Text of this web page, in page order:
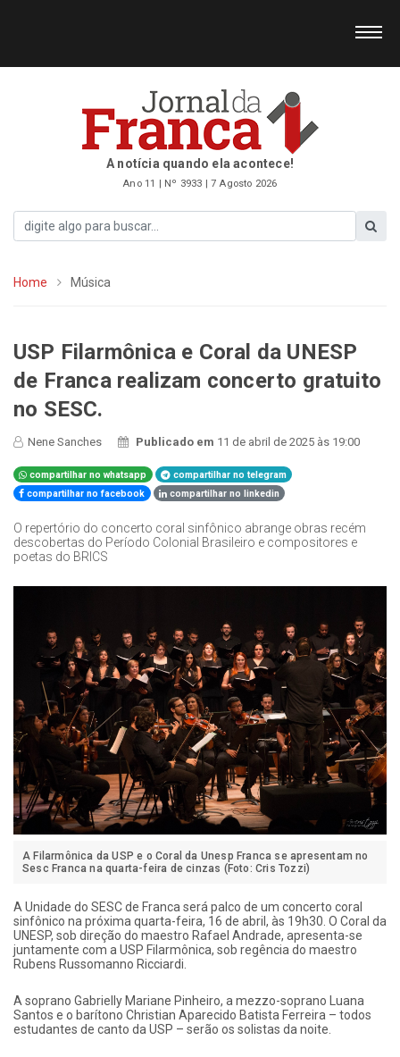
A notícia quando ela acontece!
Ano 11 | Nº 3933 | 7 Agosto 2026
Home Música
USP Filarmônica e Coral da UNESP
de Franca realizam concerto gratuito
no SESC.
Nene Sanches Publicado em 11 de abril de 2025 às 19:00
compartilhar no whatsapp
compartilhar no telegram
compartilhar no facebook
compartilhar no linkedin
O repertório do concerto coral sinfônico abrange obras recém
descobertas do Período Colonial Brasileiro e compositores e
poetas do BRICS
A Filarmônica da USP e o Coral da Unesp Franca se apresentam no
Sesc Franca na quarta-feira de cinzas (Foto: Cris Tozzi)
A Unidade do SESC de Franca será palco de um concerto coral
sinfônico na próxima quarta-feira, 16 de abril, às 19h30. O Coral da
UNESP, sob direção do maestro Rafael Andrade, apresenta-se
juntamente com a USP Filarmônica, sob regência do maestro
Rubens Russomanno Ricciardi.
A soprano Gabrielly Mariane Pinheiro, a mezzo-soprano Luana
Santos e o barítono Christian Aparecido Batista Ferreira – todos
estudantes de canto da USP – serão os solistas da noite.